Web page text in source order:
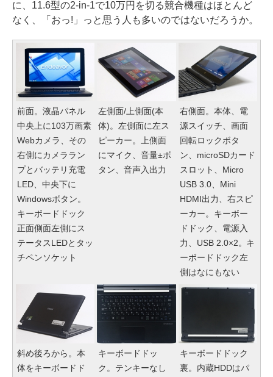
に、11.6型の2-in-1で10万円を切る競合機種はほとんど
なく、「おっ!」っと思う人も多いのではないだろうか。
前面。液晶パネル
中央上に103万画素
Webカメラ、その
右側にカメララン
プとバッテリ充電
LED、中央下に
Windowsボタン。
キーボードドック
正面側面左側にス
テータスLEDとタッ
チペンソケット
左側面/上側面(本
体)。左側面に左ス
ピーカー。上側面
にマイク、音量±ボ
タン、音声入出力
右側面。本体、電
源スイッチ、画面
回転ロックボタ
ン、microSDカード
スロット、Micro
USB 3.0、Mini
HDMI出力、右スピ
ーカー。キーボー
ドドック、電源入
力、USB 2.0×2。キ
ーボードドック左
側はなにもない
斜め後ろから。本
体をキーボードド
キーボードドッ
ク。テンキーなし
キーボードドック
裏。内蔵HDDはパ